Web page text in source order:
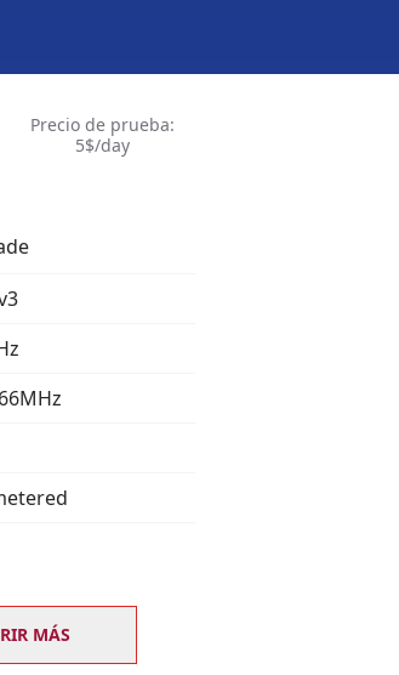
Precio de prueba:
5$/day
MÁS